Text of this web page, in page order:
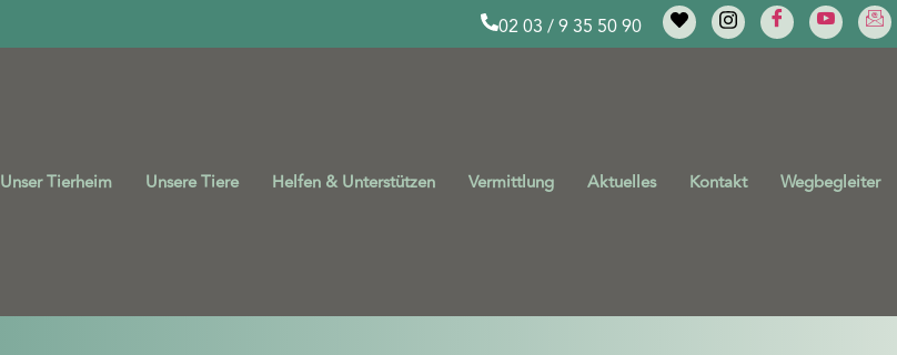
02 03 / 9 35 50 90
Unser Tierheim Unsere Tiere Helfen & Unterstützen Vermittlung Aktuelles Kontakt Wegbegleiter